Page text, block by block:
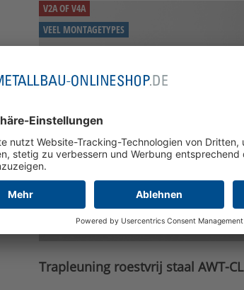
V2A OF V4A
VEEL MONTAGETYPES
Trapleuning roestvrij staal AWT-CL